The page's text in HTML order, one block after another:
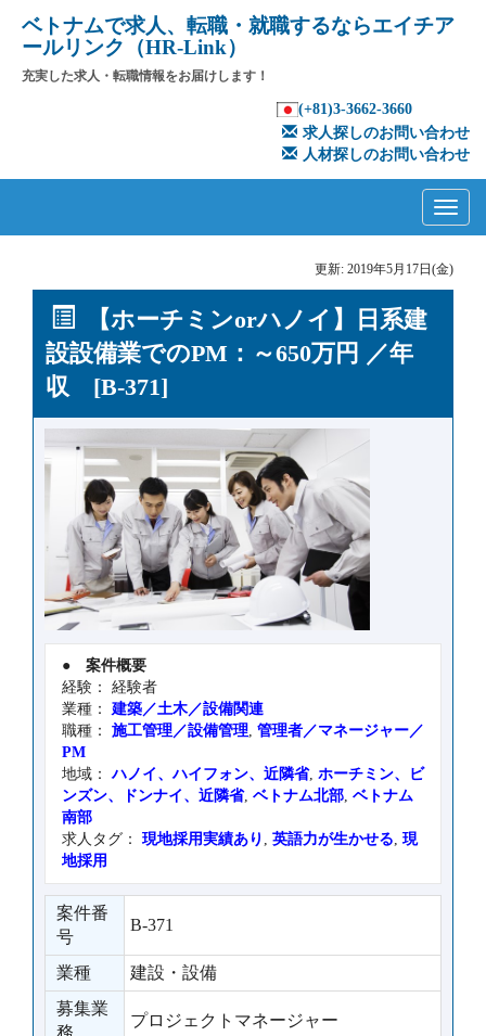
ベトナムで求人、転職・就職するならエイチア
ールリンク（HR-Link）
充実した求人・転職情報をお届けします！
(+81)3-3662-3660
求人探しのお問い合わせ
人材探しのお問い合わせ
Menu
content
更新: 2019年5月17日(金)
【ホーチミンorハノイ】日系建
設設備業でのPM：～650万円 ／年
収 [B-371]
● 案件概要
経験： 経験者
業種： 建築／土木／設備関連
職種： 施工管理／設備管理, 管理者／マネージャー／
PM
地域：ハノイ、ハイフォン、近隣省, ホーチミン、ビ
ンズン、ドンナイ、近隣省, ベトナム北部, ベトナム
南部
求人タグ： 現地採用実績あり , 英語力が生かせる, 現
地採用
案件番
号
B-371
業種
建設・設備
募集業
務
プロジェクトマネージャー